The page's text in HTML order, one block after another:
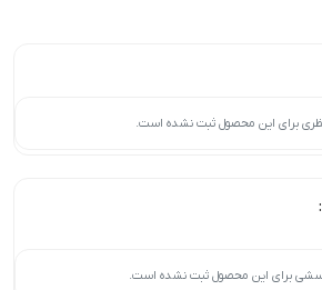
نظری برای این محصول ثبت نشده است.
برای این محصول ثبت نشده است.